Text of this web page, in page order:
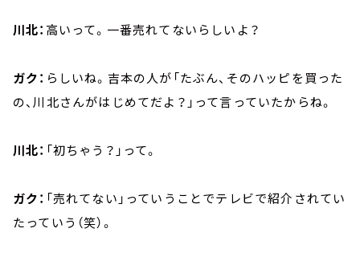
川北： 高いって。一番売れてないらしいよ？
ガク： らしいね。吉本の人が「たぶん、そのハッピを買った
の、川北さんがはじめてだよ？」って言っていたからね。
川北： 「初ちゃう？」って。
ガク： 「売れてない」っていうことでテレビで紹介されてい
たっていう（笑）。